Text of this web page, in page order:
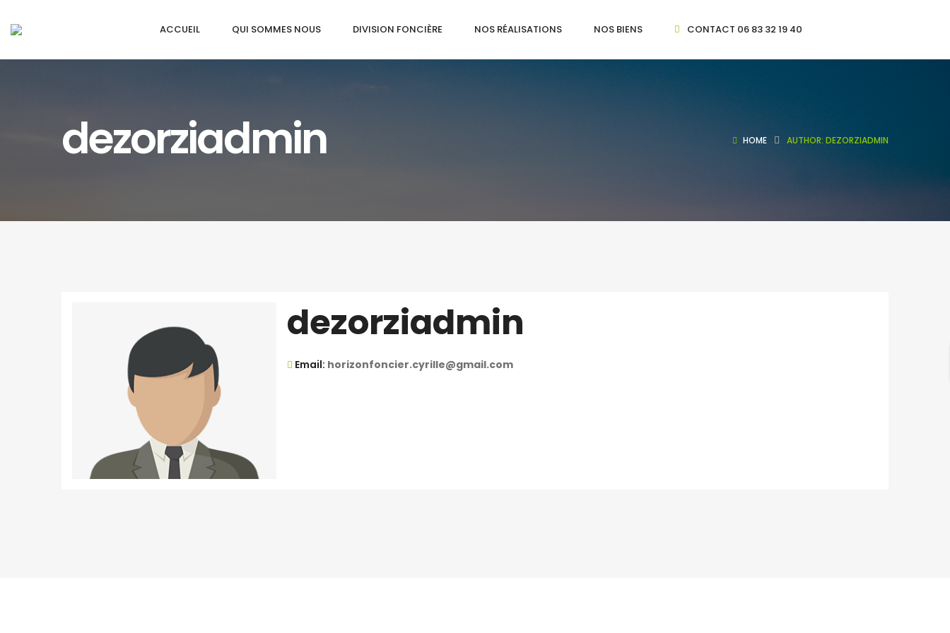
ACCUEIL QUI SOMMES NOUS DIVISION FONCIÈRE NOS RÉALISATIONS NOS BIENS CONTACT 06 83 32 19 40
dezorziadmin HOME AUTHOR: DEZORZIADMIN
dezorziadmin
Email: horizonfoncier.cyrille@gmail.com